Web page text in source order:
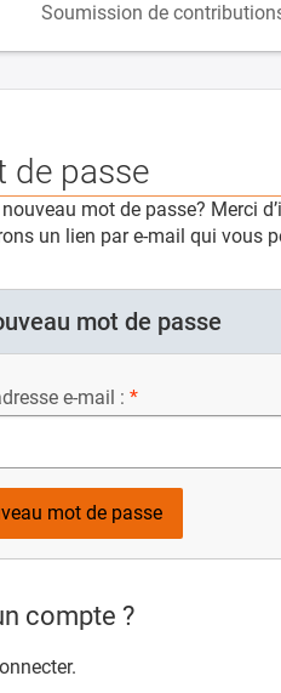
Soumission de
de passe
mot de passe? Merci
un lien par e-mail qui vous
mot de passe
e-mail :
compte ?